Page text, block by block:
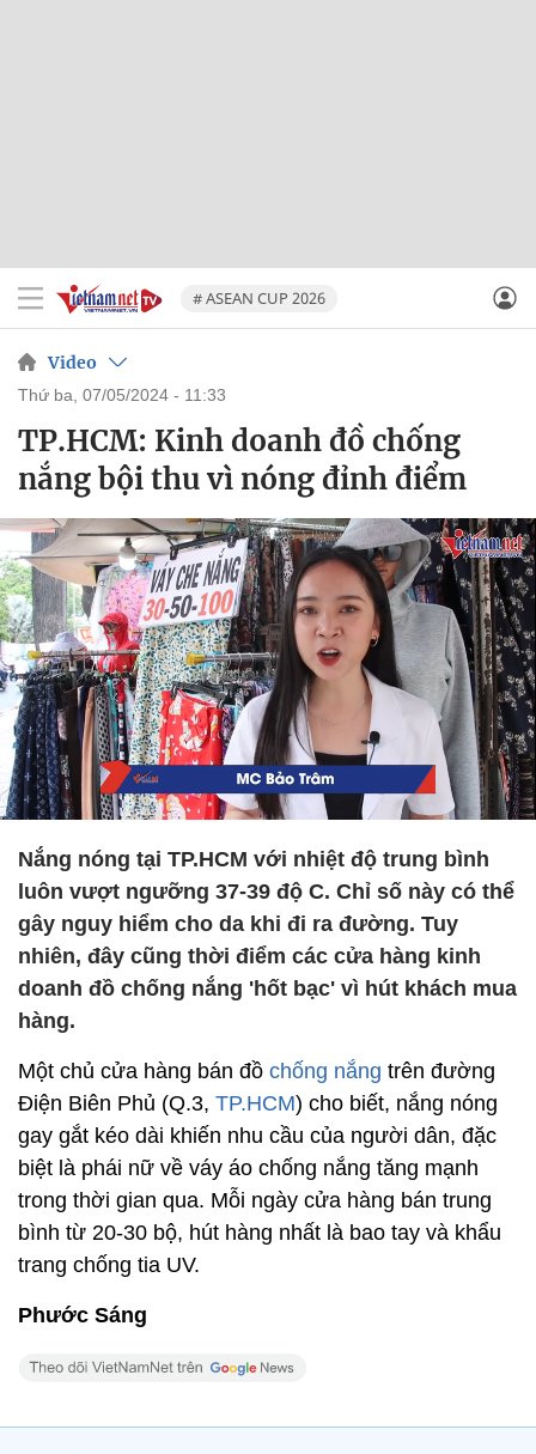
# ASEAN CUP 2026
Video
thứ ba, 07/05/2024 - 11:33
TP.HCM: Kinh doanh đồ chống
nắng bội thu vì nóng đỉnh điểm
Nắng nóng tại TP.HCM với nhiệt độ trung bình
luôn vượt ngưỡng 37-39 độ C. Chỉ số này có thể
gây nguy hiểm cho da khi đi ra đường. Tuy
nhiên, đây cũng thời điểm các cửa hàng kinh
doanh đồ chống nắng 'hốt bạc' vì hút khách mua
hàng.
Một chủ cửa hàng bán đồ chống nắng trên đường
Điện Biên Phủ (Q.3, TP.HCM) cho biết, nắng nóng
gay gắt kéo dài khiến nhu cầu của người dân, đặc
biệt là phái nữ về váy áo chống nắng tăng mạnh
trong thời gian qua. Mỗi ngày cửa hàng bán trung
bình từ 20-30 bộ, hút hàng nhất là bao tay và khẩu
trang chống tia UV.
Phước Sáng